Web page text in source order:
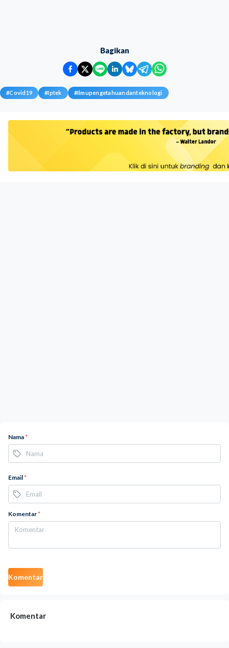
Bagikan
#Covid19 #Iptek #Ilmupengetahuandanteknologi
Nama*
Email*
Komentar*
Komentar
Komentar